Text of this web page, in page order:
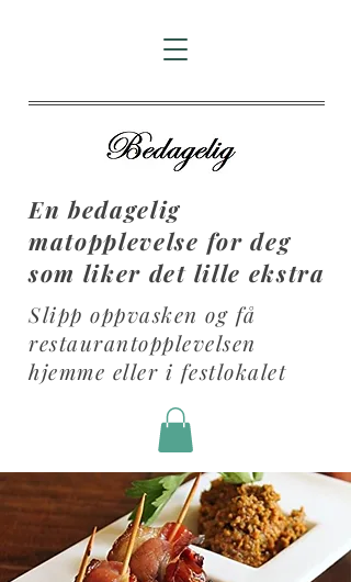
En bedagelig
matopplevelse for deg
som liker det lille ekstra
Slipp oppvasken og få
restaurantopplevelsen
hjemme eller i festlokalet